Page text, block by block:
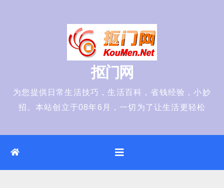
抠门网
为您提供日常生活技巧，生活百科，省钱经验，小妙
招。本站创立于08年6月，一切为了让生活更轻松